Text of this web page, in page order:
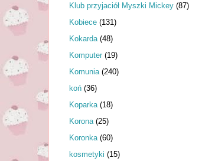
Klub przyjaciół Myszki Mickey (87)
Kobiece (131)
Kokarda (48)
Komputer (19)
Komunia (240)
koń (36)
Koparka (18)
Korona (25)
Koronka (60)
kosmetyki (15)